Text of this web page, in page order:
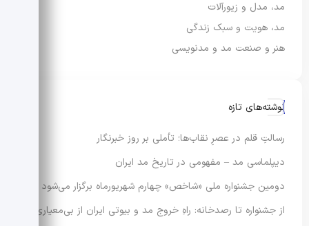
مد، مدل و زیورآلات
مد، هویت و سبک زندگی
هنر و صنعت مد و مدنویسی
نوشته‌های تازه
رسالتِ قلم در عصرِ نقاب‌ها؛ تأملی بر روز خبرنگار
دیپلماسی مد – مفهومی در تاریخ مد ایران
دومین جشنواره ملی «شاخص» چهارم شهریورماه برگزار می‌شود
از جشنواره تا رصدخانه: راهِ خروج مد و بیوتی ایران از بی‌معیاری